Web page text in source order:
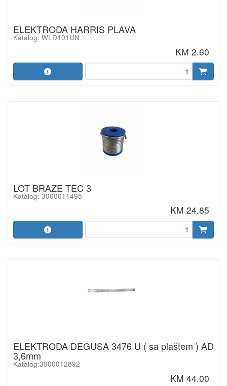
ELEKTRODA HARRIS PLAVA
Katalog: WLD101UN
KM 2.60
LOT BRAZE TEC 3
Katalog: 3000011495
KM 24.85
ELEKTRODA DEGUSA 3476 U ( sa plaštem ) AD
3,6mm
Katalog:3000012892
KM 44.00